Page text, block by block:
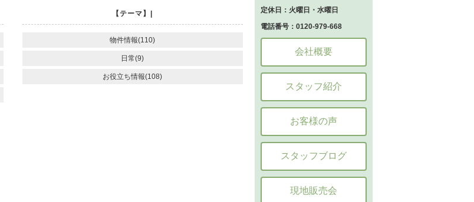
【テーマ】|
物件情報(110)
日常(9)
お役立ち情報(108)
定休日：火曜日・水曜日
電話番号：0120-979-668
会社概要
スタッフ紹介
お客様の声
スタッフブログ
現地販売会